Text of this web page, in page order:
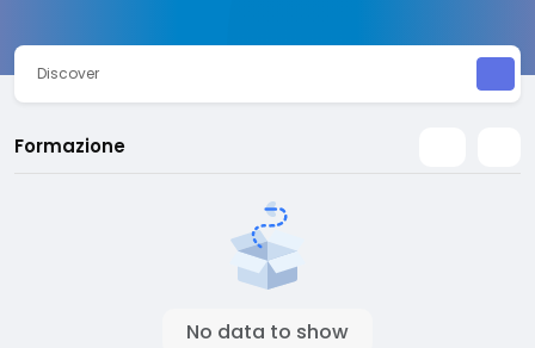
Discover
Formazione
No data to show